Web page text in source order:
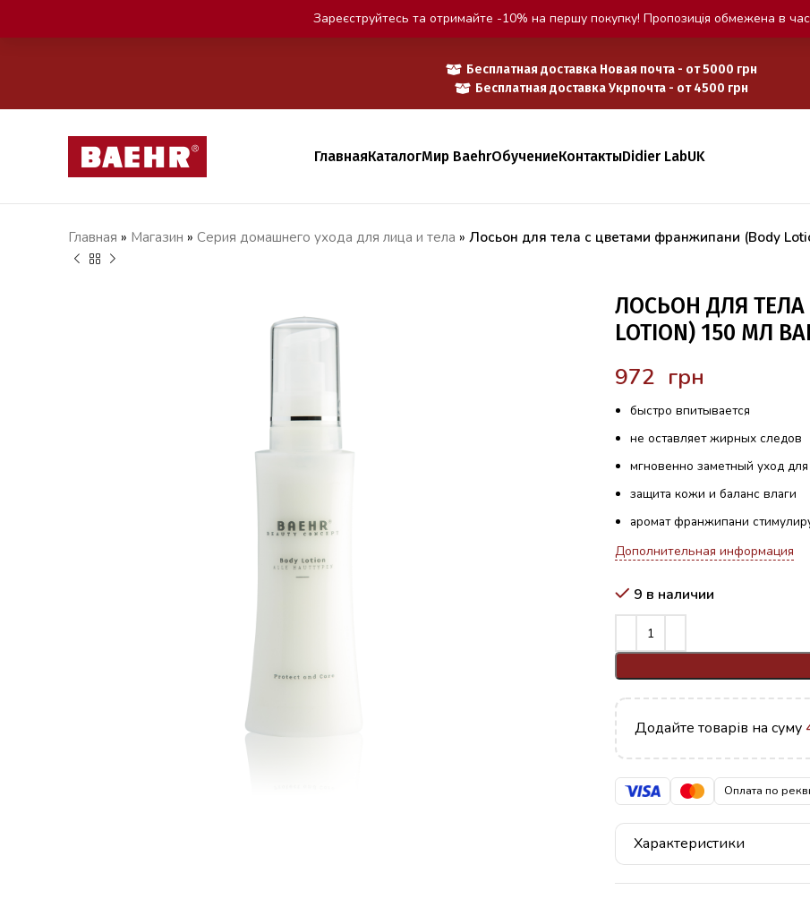
Бесплатная доставка Новая почта - от 5000 грн
Бесплатная доставка Укрпочта - от 4500 грн
ГлавнаяКаталогМир BaehrОбучениеКонтактыDidier LabUK
Главная » Магазин » Серия домашнего ухода для лица и тела » Лосьон для тела с цветами франжипани (Body
ЛОСЬОН ДЛЯ
LOTION) 150 МЛ
грн
быстро впитывается
не оставляет жирных следов
мгновенно заметный уход
защита кожи и баланс влаги
аромат франжипани
Дополнительная информация
9 в наличии
Додайте товарів на суму
Оплата по
Характеристики
Зареєструйтесь та отримайте -10% на першу покупку! Пропозиція обмежена в